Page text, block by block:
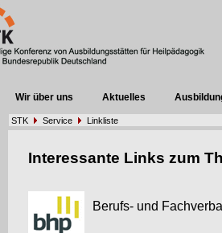
Wir über uns Aktuelles
STK Service Linkliste
Interessante Links zum
Berufs- und